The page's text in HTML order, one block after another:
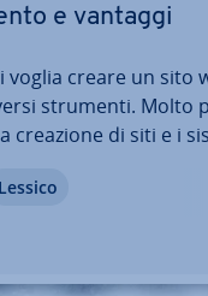
e vantaggi
voglia creare un sito
strumenti. Molto
creazione di siti e i
troppo complesse e
Lessico